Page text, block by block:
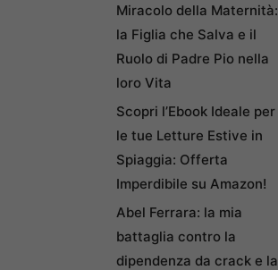
Miracolo della Maternità:
la Figlia che Salva e il
Ruolo di Padre Pio nella
loro Vita
Scopri l’Ebook Ideale per
le tue Letture Estive in
Spiaggia: Offerta
Imperdibile su Amazon!
Abel Ferrara: la mia
battaglia contro la
dipendenza da crack e la